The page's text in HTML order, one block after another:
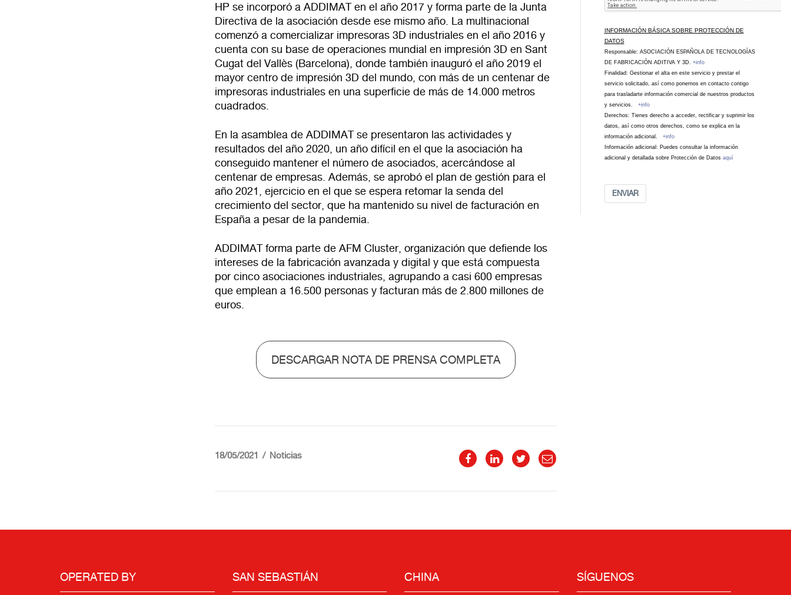
HP se incorporó a ADDIMAT en el año 2017 y forma parte de la Junta
Directiva de la asociación desde ese mismo año. La multinacional
comenzó a comercializar impresoras 3D industriales en el año 2016 y
cuenta con su base de operaciones mundial en impresión 3D en Sant
Cugat del Vallès (Barcelona), donde también inauguró el año 2019 el
mayor centro de impresión 3D del mundo, con más de un centenar de
impresoras industriales en una superficie de más de 14.000 metros
cuadrados.
En la asamblea de ADDIMAT se presentaron las actividades y
resultados del año 2020, un año difícil en el que la asociación ha
conseguido mantener el número de asociados, acercándose al
centenar de empresas. Además, se aprobó el plan de gestión para el
año 2021, ejercicio en el que se espera retomar la senda del
crecimiento del sector, que ha mantenido su nivel de facturación en
España a pesar de la pandemia.
ADDIMAT forma parte de AFM Cluster, organización que defiende los
intereses de la fabricación avanzada y digital y que está compuesta
por cinco asociaciones industriales, agrupando a casi 600 empresas
que emplean a 16.500 personas y facturan más de 2.800 millones de
euros.
DESCARGAR NOTA DE PRENSA COMPLETA
18/05/2021 Noticias
INFORMACIÓN BÁSICA SOBRE PROTECCIÓN DE
DATOS
Responsable: ASOCIACIÓN ESPAÑOLA DE TECNOLOGÍAS
DE FABRICACIÓN ADITIVA Y 3D. +info
Finalidad: Gestionar el alta en este servicio y prestar el
servicio solicitado, así como ponernos en contacto contigo
para trasladarte información comercial de nuestros productos
y servicios. +info
Derechos: Tienes derecho a acceder, rectificar y suprimir los
datos, así como otros derechos, como se explica en la
información adicional. +info
Información adicional: Puedes consultar la información
adicional y detallada sobre Protección de Datos aquí
ENVIAR
OPERATED BY SAN SEBASTIÁN CHINA SÍGUENOS